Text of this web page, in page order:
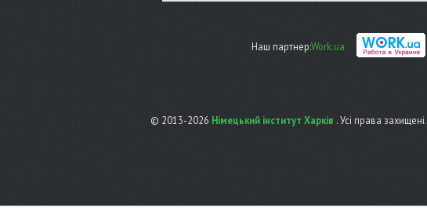
Наш партнер:Work.ua
© 2013-2026 Німецький інститут Харків . Усі права захищені.